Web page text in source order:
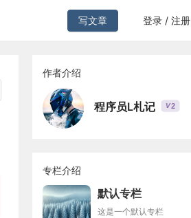
写文章 登录 / 注册
作者介绍
程序员L札记 V2
专栏介绍
默认专栏
这是一个默认专栏